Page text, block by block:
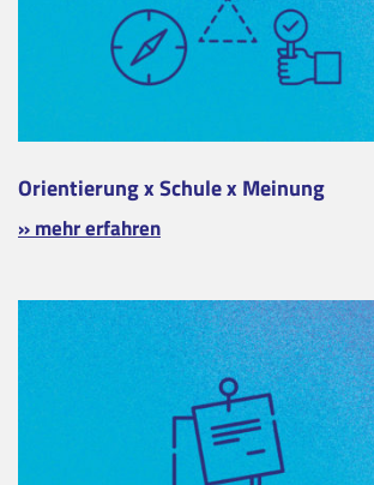
Orientierung x Schule x Meinung
» mehr erfahren